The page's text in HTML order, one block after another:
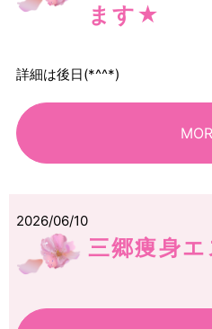
ます★
詳細は後日(*^^*)
2026/06/10
三郷痩身